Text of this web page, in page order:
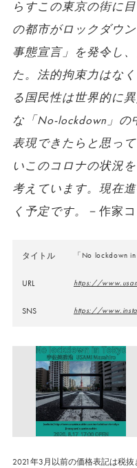
らすこの東京の街に
の都市がロックダウ
事態宣言」を発令し
た。法的拘束力はな
る国民性は世界的に
な「No-lockdown」
表現できたらと思っ
いこのコロナの状況
考えています。現在
く予定です。
－作家
タイトル 「No lockdown in
URL https://
SNS https://
2021年3月以前の価格表記は税